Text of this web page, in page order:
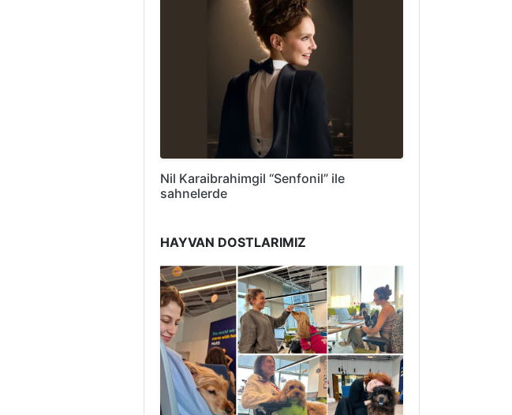
Nil Karaibrahimgil “Senfonil” ile
sahnelerde
HAYVAN DOSTLARIMIZ